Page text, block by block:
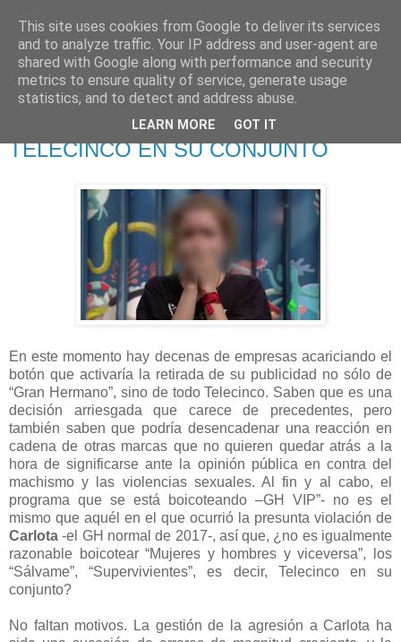
625 RANAS
LA TELEVISIÓN DESDE EL PUNTO DE VISTA BATRACIO
TELECINCO EN SU CONJUNTO
En este momento hay decenas de empresas acariciando el
botón que activaría la retirada de su publicidad no sólo de
“Gran Hermano”, sino de todo Telecinco. Saben que es una
decisión arriesgada que carece de precedentes, pero
también saben que podría desencadenar una reacción en
cadena de otras marcas que no quieren quedar atrás a la
hora de significarse ante la opinión pública en contra del
machismo y las violencias sexuales. Al fin y al cabo, el
programa que se está boicoteando –GH VIP”- no es el
mismo que aquél en el que ocurrió la presunta violación de
Carlota-el GH normal de 2017-, así que, ¿no es igualmente
razonable boicotear “Mujeres y hombres y viceversa”, los
“Sálvame”, “Supervivientes”, es decir, Telecinco en su
conjunto?
No faltan motivos. La gestión de la agresión a Carlota ha
This site uses cookies from Google to deliver its services
and to analyze traffic. Your IP address and user-agent are
shared with Google along with performance and security
metrics to ensure quality of service, generate usage
statistics, and to detect and address abuse.
LEARN MORE GOT IT